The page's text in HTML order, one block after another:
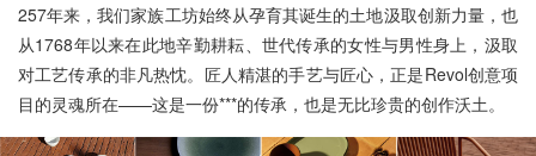
257年来，我们家族工坊始终从孕育其诞生的土地汲取创新力量，也
从1768年以来在此地辛勤耕耘、世代传承的女性与男性身上，汲取
对工艺传承的非凡热忱。匠人精湛的手艺与匠心，正是Revol创意项
目的灵魂所在——这是一份***的传承，也是无比珍贵的创作沃土。